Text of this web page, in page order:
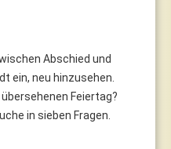
Abschied und
ein, neu hinzusehen.
Feiertag?
in sieben Fragen.